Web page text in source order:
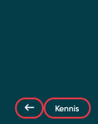
Wie zijn wij
Kennis